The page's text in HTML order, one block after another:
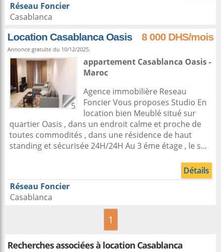
Réseau Foncier
Casablanca
Location Casablanca Oasis 8 000 DHS/mois
Annonce gratuite du 10/12/2025.
5
appartement Casablanca Oasis -
Maroc
Agence immobilière Reseau
Foncier Vous proposes Studio En
location bien Meublé situé sur
quartier Oasis , dans un endroit calme et proche de
toutes commodités , dans une résidence de haut
standing et sécurisée 24H/24H Au 3 éme étage , le s...
Détails
Réseau Foncier
Casablanca
1
Recherches associées à location Casablanca